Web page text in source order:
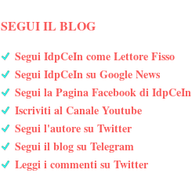
SEGUI IL BLOG
Segui IdpCeIn come Lettore Fisso
Segui IdpCeIn su Google News
Segui la Pagina Facebook di IdpCeIn
Iscriviti al Canale Youtube
Segui l'autore su Twitter
Segui il blog su Telegram
Leggi i commenti su Twitter